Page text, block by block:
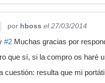
por hboss el 27/03/2014
#2 Muchas gracias por
que sí, si la compro os haré
cuestión: resulta que mi